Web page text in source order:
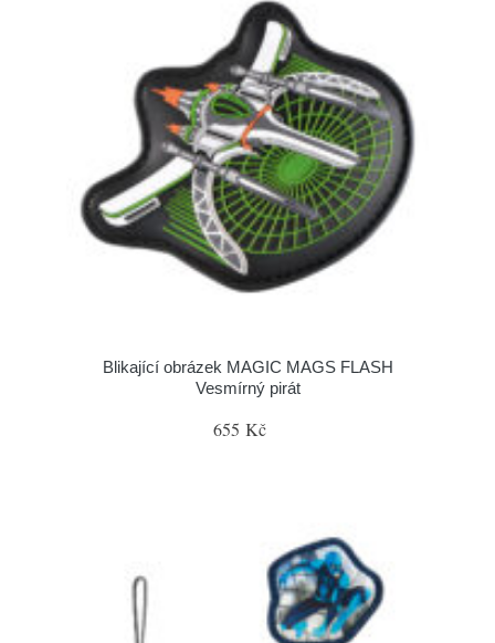
Blikající obrázek MAGIC MAGS FLASH
Vesmírný pirát
655 Kč